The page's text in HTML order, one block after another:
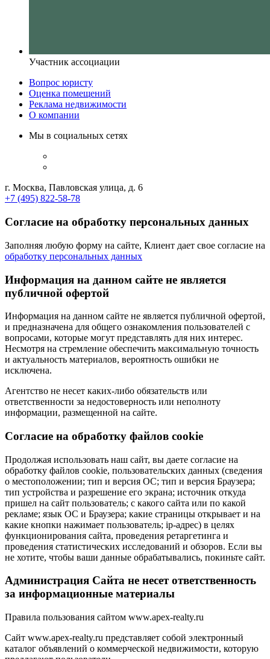
Участник ассоциации
Вопрос юристу
Оценка помещений
Реклама недвижимости
О компании
Мы в социальных сетях
г. Москва, Павловская улица, д. 6
+7 (495) 822-58-78
Согласие на обработку персональных данных
Заполняя любую форму на сайте, Клиент дает свое согласие на
обработку персональных данных
Информация на данном сайте не является
публичной офертой
Информация на данном сайте не является публичной офертой,
и предназначена для общего ознакомления пользователей с
вопросами, которые могут представлять для них интерес.
Несмотря на стремление обеспечить максимальную точность
и актуальность материалов, вероятность ошибки не
исключена.
Агентство не несет каких-либо обязательств или
ответственности за недостоверность или неполноту
информации, размещенной на сайте.
Cогласие на обработку файлов cookie
Продолжая использовать наш сайт, вы даете согласие на
обработку файлов cookie, пользовательских данных (сведения
о местоположении; тип и версия ОС; тип и версия Браузера;
тип устройства и разрешение его экрана; источник откуда
пришел на сайт пользователь; с какого сайта или по какой
рекламе; язык ОС и Браузера; какие страницы открывает и на
какие кнопки нажимает пользователь; ip-адрес) в целях
функционирования сайта, проведения ретаргетинга и
проведения статистических исследований и обзоров. Если вы
не хотите, чтобы ваши данные обрабатывались, покиньте сайт.
Администрация Сайта не несет ответственность
за информационные материалы
Правила пользования сайтом www.apex-realty.ru
Сайт www.apex-realty.ru представляет собой электронный
каталог объявлений о коммерческой недвижимости, которую